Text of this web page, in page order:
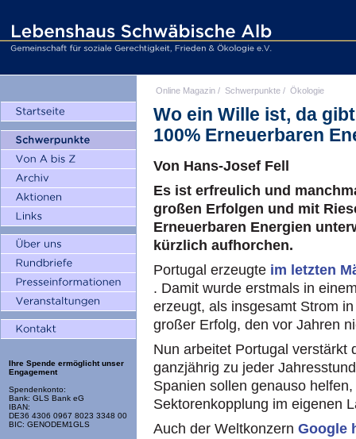
Ihre Spende ermöglicht unser
Engagement
Spendenkonto:
Bank: GLS Bank eG
IBAN:
DE36 4306 0967 8023 3348 00
BIC: GENODEM1GLS
Online Magazin / Schwerpunkte / Ökologie
Wo ein Wille ist, da
100% Erneuerbaren
Von Hans-Josef Fell
Es ist erfreulich und
großen Erfolgen und mit
Erneuerbaren Energien
kürzlich aufhorchen.
Portugal erzeugte im letzten
. Damit wurde erstmals in
erzeugt, als insgesamt Strom
großer Erfolg, den vor Jahren
Nun arbeitet Portugal verstärkt
ganzjährig zu jeder
Spanien sollen genauso
Sektorenkopplung im eigenen
Auch der Weltkonzern Google